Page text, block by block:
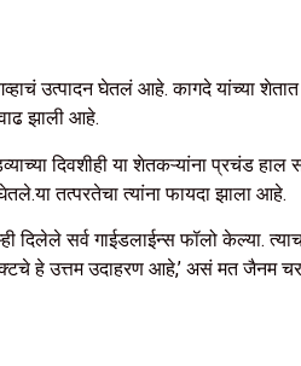
उत्पादन घेतलं आहे. कागदे यांच्या शेतात
झाली आहे.
दिवशीही या शेतकऱ्यांना प्रचंड
तत्परतेचा त्यांना फायदा झाला आहे.
सर्व गाईडलाईन्स फॉलो केल्या.
हे उत्तम उदाहरण आहे,’ असं मत